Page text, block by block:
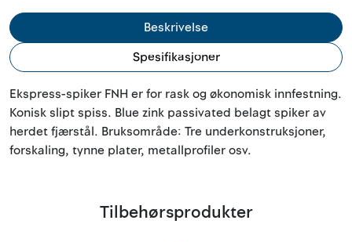
Beskrivelse
Spesifikasjoner
Ekspress-spiker FNH er for rask og økonomisk innfestning.
Konisk slipt spiss. Blue zink passivated belagt spiker av
herdet fjærstål. Bruksområde: Tre underkonstruksjoner,
forskaling, tynne plater, metallprofiler osv.
Tilbehørsprodukter